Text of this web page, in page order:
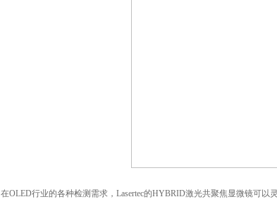
在OLED行业的各种检测需求， Lasertec的HYBRID激光共聚焦显微镜可以灵活